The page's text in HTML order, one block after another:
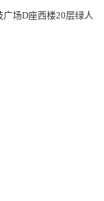
场D座西楼20层绿人